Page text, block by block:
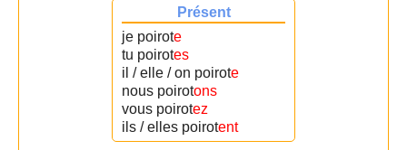
Présent
je poirote
tu poirotes
il / elle / on poirote
nous poirotons
vous poirotez
ils / elles poirotent